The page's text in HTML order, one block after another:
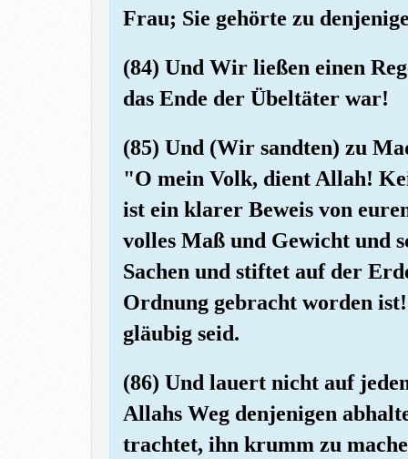
Frau; Sie gehörte zu
(84) Und Wir ließen einen
das Ende der Übeltäter war!
(85) Und (Wir sandten) zu
"O mein Volk, dient Allah!
ist ein klarer Beweis von
volles Maß und Gewicht und
Sachen und stiftet auf der
Ordnung gebracht worden
gläubig seid.
(86) Und lauert nicht auf
Allahs Weg denjenigen
trachtet, ihn krumm zu